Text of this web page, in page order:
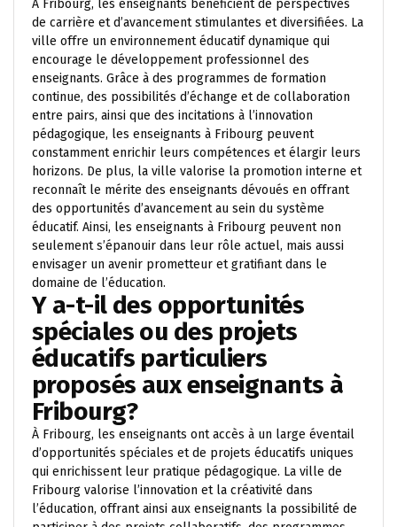
À Fribourg, les enseignants bénéficient de perspectives
de carrière et d’avancement stimulantes et diversifiées. La
ville offre un environnement éducatif dynamique qui
encourage le développement professionnel des
enseignants. Grâce à des programmes de formation
continue, des possibilités d’échange et de collaboration
entre pairs, ainsi que des incitations à l’innovation
pédagogique, les enseignants à Fribourg peuvent
constamment enrichir leurs compétences et élargir leurs
horizons. De plus, la ville valorise la promotion interne et
reconnaît le mérite des enseignants dévoués en offrant
des opportunités d’avancement au sein du système
éducatif. Ainsi, les enseignants à Fribourg peuvent non
seulement s’épanouir dans leur rôle actuel, mais aussi
envisager un avenir prometteur et gratifiant dans le
domaine de l’éducation.
Y a-t-il des opportunités
spéciales ou des projets
éducatifs particuliers
proposés aux enseignants à
Fribourg?
À Fribourg, les enseignants ont accès à un large éventail
d’opportunités spéciales et de projets éducatifs uniques
qui enrichissent leur pratique pédagogique. La ville de
Fribourg valorise l’innovation et la créativité dans
l’éducation, offrant ainsi aux enseignants la possibilité de